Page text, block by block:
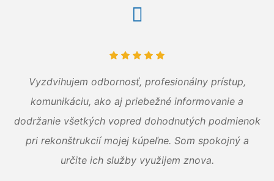
Vyzdvihujem odbornosť, profesionálny prístup,
komunikáciu, ako aj priebežné informovanie a
dodržanie všetkých vopred dohodnutých podmienok
pri rekonštrukcií mojej kúpeľne. Som spokojný a
určite ich služby využijem znova.